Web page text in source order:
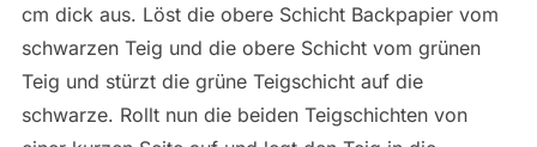
cm dick aus. Löst die obere Schicht Backpapier vom
schwarzen Teig und die obere Schicht vom grünen
Teig und stürzt die grüne Teigschicht auf die
schwarze. Rollt nun die beiden Teigschichten von